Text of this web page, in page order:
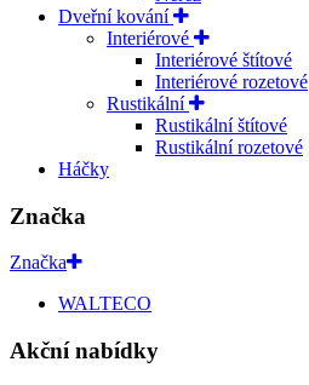
Dveřní kování
Interiérové
Interiérové štítové
Interiérové rozetové
Rustikální
Rustikální štítové
Rustikální rozetové
Háčky
Značka
Značka
WALTECO
Akční nabídky